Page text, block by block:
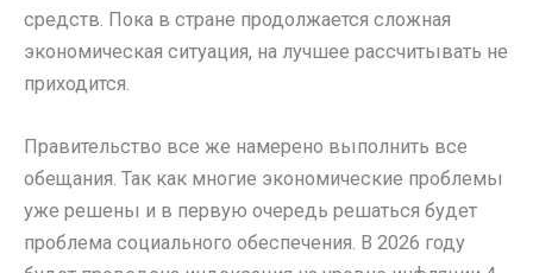
средств. Пока в стране продолжается сложная
экономическая ситуация, на лучшее рассчитывать не
приходится.
Правительство все же намерено выполнить все
обещания. Так как многие экономические проблемы
уже решены и в первую очередь решаться будет
проблема социального обеспечения. В 2026 году